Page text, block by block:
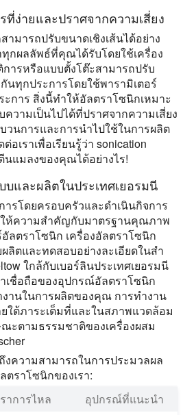
ง่ายและปราศจากความเสี่ยง
มารถปรับขนาดเชิงเส้นได้อย่าง
กผลลัพธ์ที่คุณได้รับโดยใช้เครื่อง
ารหรือแบบตั้งโต๊ะสามารถปรับ
นทุกประการโดยใช้พารามิเตอร์
การ สิ่งนี้ทําให้อัลตราโซนิกเหมาะ
วามเป็นไปได้ที่ปราศจากความเสี่ยง
วนการและการนําไปใช้ในการผลิต
เราเพื่อเรียนรู้ว่า sonication
นแมลงของคุณได้อย่างไร!
และผลิตในประเทศเยอรมนี
รโดยครอบครัวและดําเนินกิจการ
ให้ความสําคัญกับมาตรฐานคุณภาพ
ลตราโซนิก เครื่องอัลตราโซนิก
ลิตและทดสอบอย่างละเอียดในสํา
ใกล้กับเบอร์ลินประเทศเยอรมนี
ชื่อถือของอุปกรณ์อัลตราโซนิก
งานในการผลิตของคุณ การทํางาน
ใต้ภาระเต็มที่และในสภาพแวดล้อม
ะตามธรรมชาติของเครื่องผสม
งความสามารถในการประมวลผล
ราโซนิกของเรา:
าการไหล อุปกรณ์ที่แนะนํา